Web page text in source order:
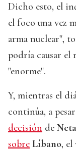
Dicho esto, el
el foco una vez
arma nuclear",
podría causar el
"enorme".
Y, mientras el
continúa, a
decisión de
sobre Líbano, el